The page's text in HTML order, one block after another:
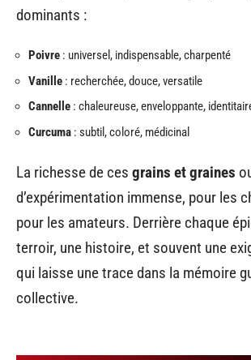
dominants :
Poivre : universel, indispensable, charpenté
Vanille : recherchée, douce, versatile
Cannelle : chaleureuse, enveloppante,
Curcuma : subtil, coloré, médicinal
La richesse de ces grains et graines
d’expérimentation immense, pour les
pour les amateurs. Derrière chaque
terroir, une histoire, et souvent une
qui laisse une trace dans la mémoire
collective.